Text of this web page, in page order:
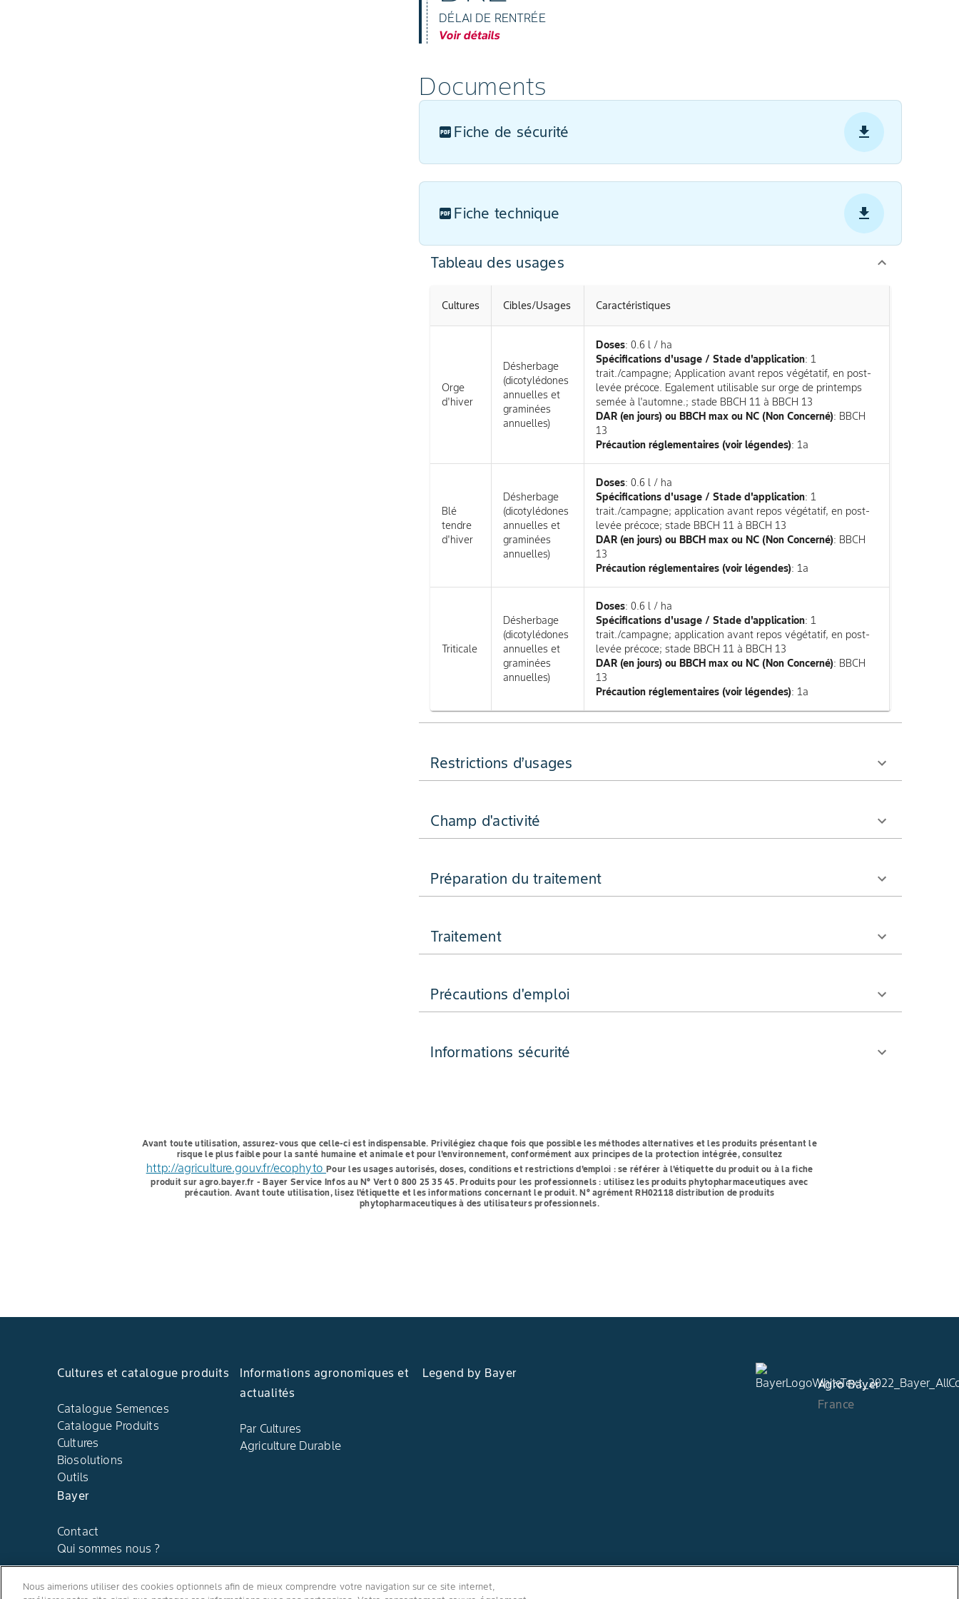
DÉLAI DE RENTRÉE
Voir détails
Documents
Fiche de sécurité
Fiche technique
Tableau des usages
Cultures Cibles/Usages Caractéristiques
Orge
d'hiver
Désherbage
(dicotylédones
annuelles et
graminées
annuelles)
Doses: 0.6 l / ha
Spécifications d'usage / Stade d'application: 1
trait./campagne; Application avant repos végétatif, en post-
levée précoce. Egalement utilisable sur orge de printemps
semée à l'automne.; stade BBCH 11 à BBCH 13
DAR (en jours) ou BBCH max ou NC (Non Concerné): BBCH
13
Précaution réglementaires (voir légendes): 1a
Blé
tendre
d'hiver
Désherbage
(dicotylédones
annuelles et
graminées
annuelles)
Doses: 0.6 l / ha
Spécifications d'usage / Stade d'application: 1
trait./campagne; application avant repos végétatif, en post-
levée précoce; stade BBCH 11 à BBCH 13
DAR (en jours) ou BBCH max ou NC (Non Concerné): BBCH
13
Précaution réglementaires (voir légendes): 1a
Triticale
Désherbage
(dicotylédones
annuelles et
graminées
annuelles)
Doses: 0.6 l / ha
Spécifications d'usage / Stade d'application: 1
trait./campagne; application avant repos végétatif, en post-
levée précoce; stade BBCH 11 à BBCH 13
DAR (en jours) ou BBCH max ou NC (Non Concerné): BBCH
13
Précaution réglementaires (voir légendes): 1a
Restrictions d’usages
Champ d'activité
Préparation du traitement
Traitement
Précautions d'emploi
Informations sécurité
Avant toute utilisation, assurez-vous que celle-ci est indispensable. Privilégiez chaque fois que possible les méthodes alternatives et les produits présentant le
risque le plus faible pour la santé humaine et animale et pour l'environnement, conformément aux principes de la protection intégrée, consultez
http://agriculture.gouv.fr/ecophytoPour les usages autorisés, doses, conditions et restrictions d'emploi : se référer à l'étiquette du produit ou à la fiche
produit sur agro.bayer.fr - Bayer Service Infos au N° Vert 0 800 25 35 45.Produits pour les professionnels : utilisez les produits phytopharmaceutiques avec
précaution. Avant toute utilisation, lisez l'étiquette et les informations concernant le produit. N° agrément RH02118distribution de produits
phytopharmaceutiques à des utilisateurs professionnels.
Cultures et catalogue produits
Catalogue Semences
Catalogue Produits
Cultures
Biosolutions
Outils
Informations agronomiques et
actualités
Par Cultures
Agriculture Durable
Legend by Bayer
Bayer
Contact
Qui sommes nous ?
Agro Bayer
France
Suivez-nous
Nous aimerions utiliser des cookies optionnels afin de mieux comprendre votre navigation sur ce site internet,